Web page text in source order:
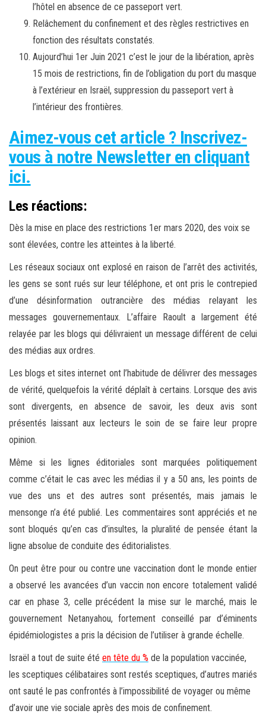
l’hôtel en absence de ce passeport vert.
Relâchement du confinement et des règles restrictives en
fonction des résultats constatés.
Aujourd’hui 1er Juin 2021 c’est le jour de la libération, après
15 mois de restrictions, fin de l’obligation du port du masque
à l’extérieur en Israël, suppression du passeport vert à
l’intérieur des frontières.
Aimez-vous cet article ? Inscrivez-
vous à notre Newsletter en cliquant
ici.
Les réactions:
Dès la mise en place des restrictions 1er mars 2020, des voix se
sont élevées, contre les atteintes à la liberté.
Les réseaux sociaux ont explosé en raison de l’arrêt des activités,
les gens se sont rués sur leur téléphone, et ont pris le contrepied
d’une désinformation outrancière des médias relayant les
messages gouvernementaux. L’affaire Raoult a largement été
relayée par les blogs qui délivraient un message différent de celui
des médias aux ordres.
Les blogs et sites internet ont l’habitude de délivrer des messages
de vérité, quelquefois la vérité déplaît à certains. Lorsque des avis
sont divergents, en absence de savoir, les deux avis sont
présentés laissant aux lecteurs le soin de se faire leur propre
opinion.
Même si les lignes éditoriales sont marquées politiquement
comme c’était le cas avec les médias il y a 50 ans, les points de
vue des uns et des autres sont présentés, mais jamais le
mensonge n’a été publié. Les commentaires sont appréciés et ne
sont bloqués qu’en cas d’insultes, la pluralité de pensée étant la
ligne absolue de conduite des éditorialistes.
On peut être pour ou contre une vaccination dont le monde entier
a observé les avancées d’un vaccin non encore totalement validé
car en phase 3, celle précédent la mise sur le marché, mais le
gouvernement Netanyahou, fortement conseillé par d’éminents
épidémiologistes a pris la décision de l’utiliser à grande échelle.
Israël a tout de suite été en tête du % de la population vaccinée,
les sceptiques célibataires sont restés sceptiques, d’autres mariés
ont sauté le pas confrontés à l’impossibilité de voyager ou même
d’avoir une vie sociale après des mois de confinement.